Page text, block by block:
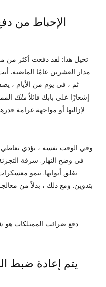
الإحباط من
تخيل هذا: لقد دفعت أكثر من
مدار العشرين عامًا الماضية.
ثم ، في يوم من الأيام ،
إشعارًا على بابك قائلاًملك
وفي الوقت نفسه ، يؤدي
في وضح النهار. سرقة
تغلق أبوابها. تنمو
بتدوين. ومع ذلك ، بدلاً من
دفع ضرائب الممتلكات هو